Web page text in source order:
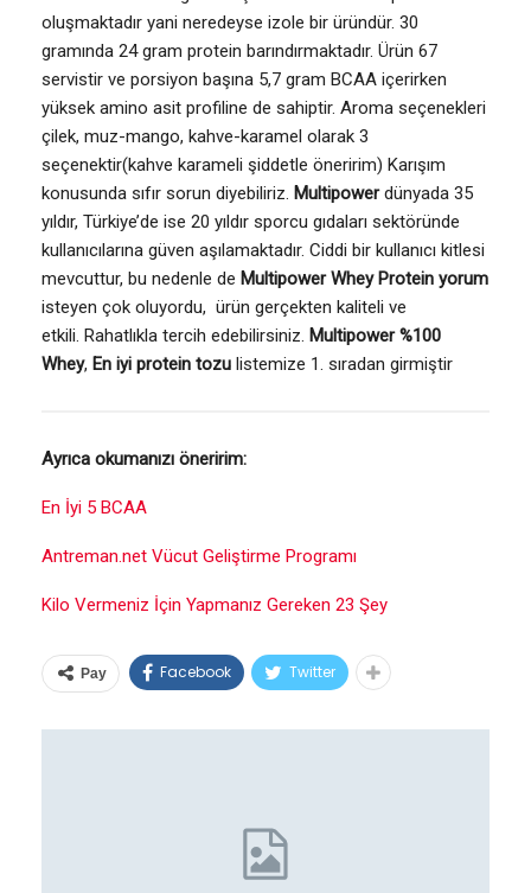
oluşmaktadır yani neredeyse izole bir üründür. 30
gramında 24 gram protein barındırmaktadır. Ürün 67
servistir ve porsiyon başına 5,7 gram BCAA içerirken
yüksek amino asit profiline de sahiptir. Aroma seçenekleri
çilek, muz-mango, kahve-karamel olarak 3
seçenektir(kahve karameli şiddetle öneririm) Karışım
konusunda sıfır sorun diyebiliriz. Multipowerdünyada 35
yıldır, Türkiye’de ise 20 yıldır sporcu gıdaları sektöründe
kullanıcılarına güven aşılamaktadır. Ciddi bir kullanıcı kitlesi
mevcuttur, bu nedenle de Multipower Whey Protein yorum
isteyen çok oluyordu, ürün gerçekten kaliteli ve
etkili. Rahatlıkla tercih edebilirsiniz. Multipower %100
Whey, En iyi protein tozu listemize 1. sıradan girmiştir
Ayrıca okumanızı öneririm:
En İyi 5 BCAA
Antreman.net Vücut Geliştirme Programı
Kilo Vermeniz İçin Yapmanız Gereken 23 Şey
Pay Facebook Twitter